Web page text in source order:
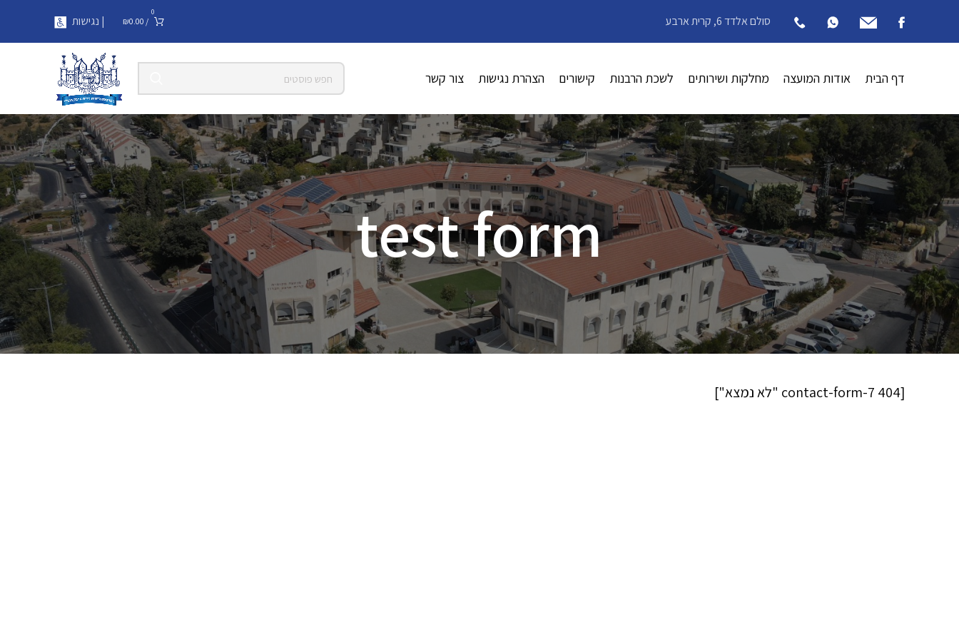
סולם אלדד 6, קרית ארבע
0
/
₪0.00 | נגישות
דף הבית אודות המועצה מחלקות ושירותים לשכת הרבנות קישורים הצהרת נגישות צור קשר
test form
[contact-form-7 404 "לא נמצא"]